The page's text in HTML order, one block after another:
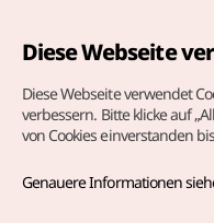
vorbehalten.
Diese Webseite
Diese Webseite verwendet
verbessern. Bitte klicke auf
von Cookies einverstanden
Genauere Informationen